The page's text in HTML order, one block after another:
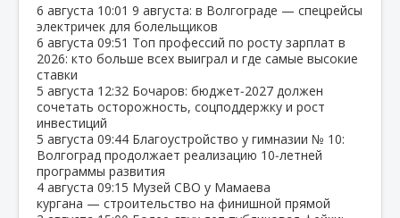
6 августа 10:01 9 августа: в Волгограде — спецрейсы
электричек для болельщиков
6 августа 09:51 Топ профессий по росту зарплат в
2026: кто больше всех выиграл и где самые высокие
ставки
5 августа 12:32 Бочаров: бюджет‑2027 должен
сочетать осторожность, соцподдержку и рост
инвестиций
5 августа 09:44 Благоустройство у гимназии № 10:
Волгоград продолжает реализацию 10‑летней
программы развития
4 августа 09:15 Музей СВО у Мамаева
кургана — строительство на финишной прямой